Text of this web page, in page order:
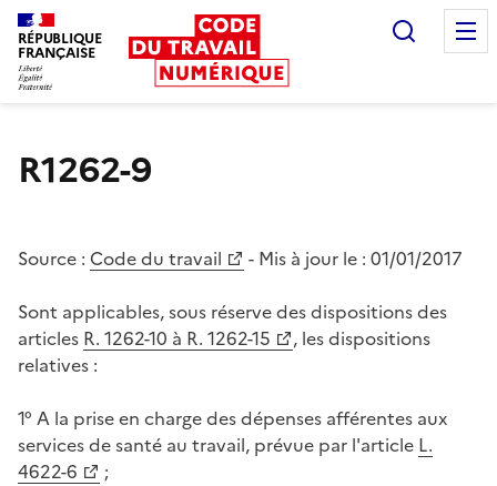
RÉPUBLIQUE
FRANÇAISE
R1262-9
Source : Code du travail - Mis à jour le : 01/01/2017
Sont applicables, sous réserve des dispositions des
articles R. 1262-10 à R. 1262-15
, les dispositions
relatives :
1° A la prise en charge des dépenses afférentes aux
services de santé au travail, prévue par l'article L.
4622-6
;